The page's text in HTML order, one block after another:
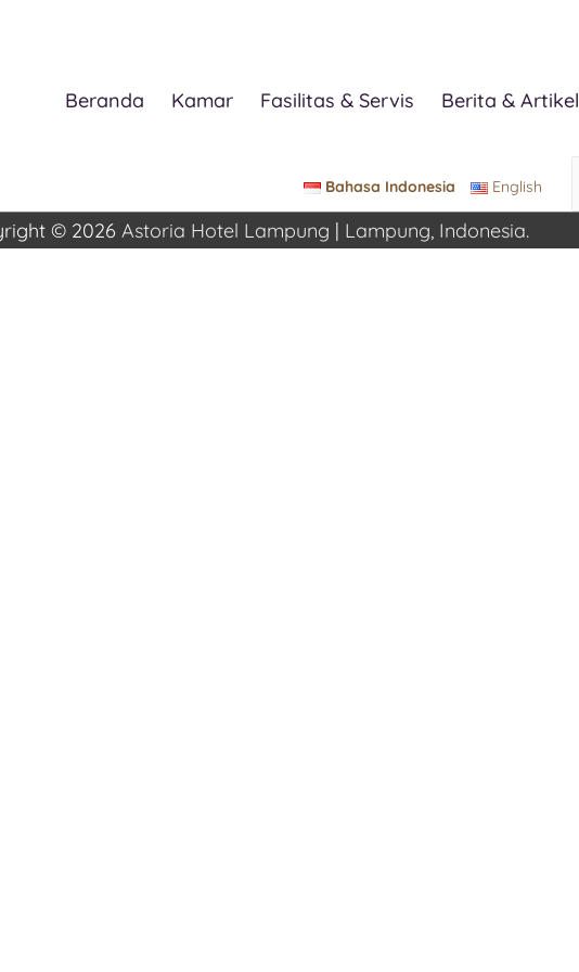
Beranda Kamar Fasilitas & Servis Berita & Artikel
Bahasa Indonesia English
© 2026 Astoria Hotel Lampung | Lampung, Indonesia.